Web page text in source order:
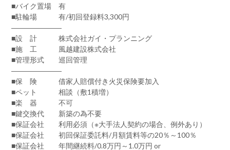
■バイク置場 有
■駐輪場 有/初回登録料3,300円
―――――――
■設 計 株式会社ガイ・プランニング
■施 工 風越建設株式会社
■管理形式 巡回管理
―――――――
■保 険 借家人賠償付き火災保険要加入
■ペット 相談（敷1積増）
■楽 器 不可
■鍵交換代 新築の為不要
■保証会社 利用必須（※大手法人契約の場合、例外あり）
■保証会社 初回保証委託料/月額賃料等の20％～100％
■保証会社 年間継続料/0.8万円～1.0万円 or